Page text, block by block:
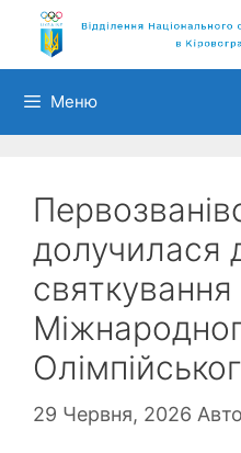
Перейти
вмісту
Меню
долучилася
святкування
29 Червня, 2026